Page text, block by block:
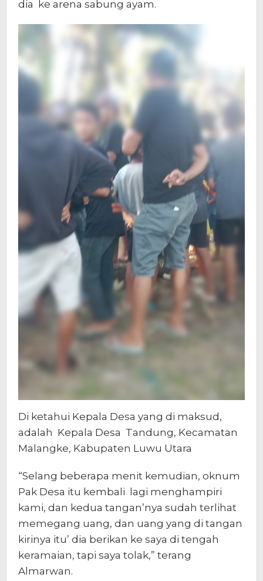
dia ke arena sabung ayam.
Di ketahui Kepala Desa yang di maksud,
adalah Kepala Desa Tandung, Kecamatan
Malangke, Kabupaten Luwu Utara
“Selang beberapa menit kemudian, oknum
Pak Desa itu kembali lagi menghampiri
kami, dan kedua tangan’nya sudah terlihat
memegang uang, dan uang yang di tangan
kirinya itu’ dia berikan ke saya di tengah
keramaian, tapi saya tolak,” terang
Almarwan.